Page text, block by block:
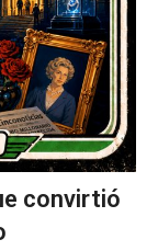
convirtió